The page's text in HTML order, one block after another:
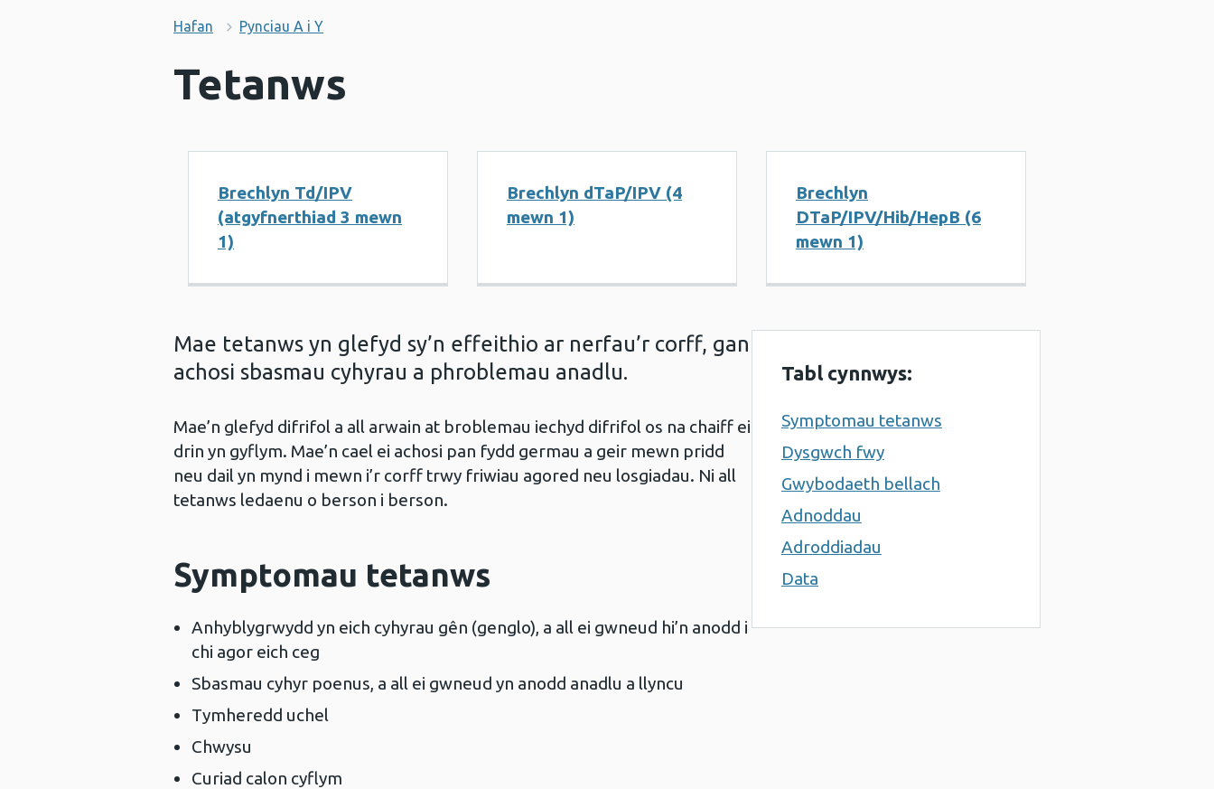
Hafan Pynciau A i Y
Tetanws
Brechlyn Td/IPV
(atgyfnerthiad 3 mewn
1)
Brechlyn dTaP/IPV (4
mewn 1)
Brechlyn
DTaP/IPV/Hib/HepB (6
mewn 1)
Mae tetanws yn glefyd sy’n effeithio ar nerfau’r corff, gan
achosi sbasmau cyhyrau a phroblemau anadlu.
Mae’n glefyd difrifol a all arwain at broblemau iechyd difrifol os na chaiff ei
drin yn gyflym. Mae’n cael ei achosi pan fydd germau a geir mewn pridd
neu dail yn mynd i mewn i’r corff trwy friwiau agored neu losgiadau. Ni all
tetanws ledaenu o berson i berson.
Symptomau tetanws
Anhyblygrwydd yn eich cyhyrau gên (genglo), a all ei gwneud hi’n anodd i
chi agor eich ceg
Sbasmau cyhyr poenus, a all ei gwneud yn anodd anadlu a llyncu
Tymheredd uchel
Chwysu
Curiad calon cyflym
Tabl cynnwys:
Symptomau tetanws
Dysgwch fwy
Gwybodaeth bellach
Adnoddau
Adroddiadau
Data